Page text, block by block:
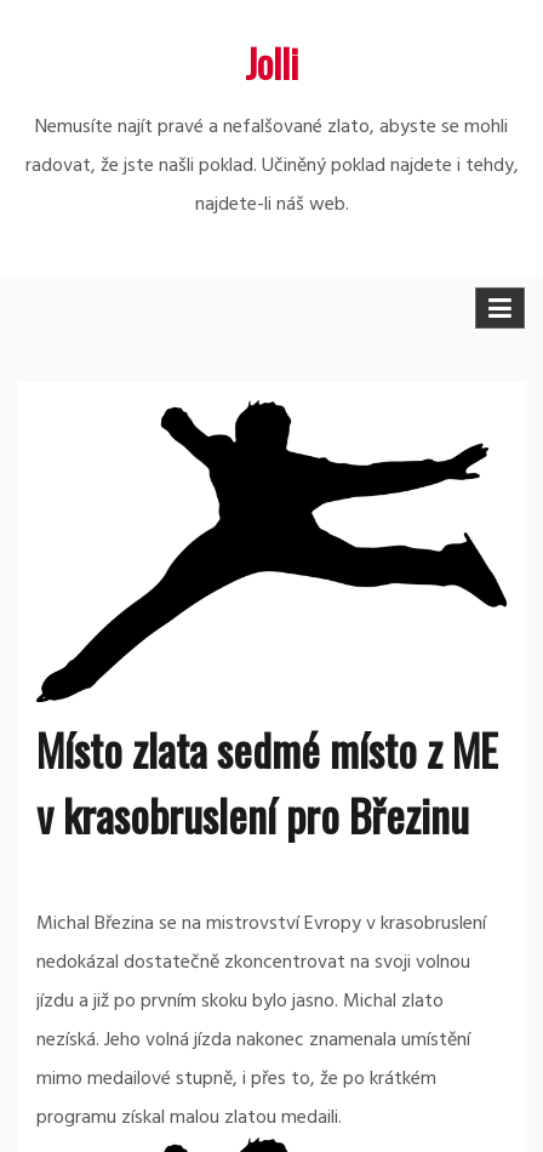
Jolli
Nemusíte najít pravé a nefalšované zlato, abyste se mohli
radovat, že jste našli poklad. Učiněný poklad najdete i tehdy,
najdete-li náš web.
Místo zlata sedmé místo z ME
v krasobruslení pro Březinu
Michal Březina se na mistrovství Evropy v krasobruslení
nedokázal dostatečně zkoncentrovat na svoji volnou
jízdu a již po prvním skoku bylo jasno. Michal zlato
nezíská. Jeho volná jízda nakonec znamenala umístění
mimo medailové stupně, i přes to, že po krátkém
programu získal malou zlatou medaili.